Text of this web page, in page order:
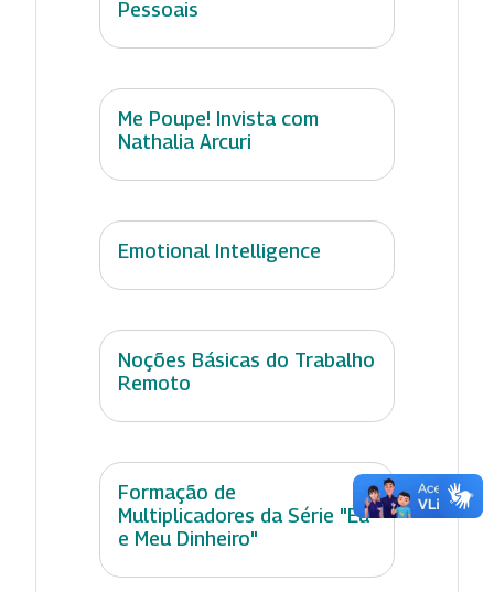
Pessoais
Me Poupe! Invista com
Nathalia Arcuri
Emotional Intelligence
Noções Básicas do Trabalho
Remoto
Formação de
Multiplicadores da Série "Eu
e Meu Dinheiro"